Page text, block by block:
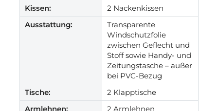
Kissen:
2 Nackenkissen
Ausstattung:
Transparente
Windschutzfolie
zwischen Geflecht und
Stoff sowie Handy- und
Zeitungstasche – außer
bei PVC-Bezug
Tische:
2 Klapptische
Armlehnen:
2 Armlehnen